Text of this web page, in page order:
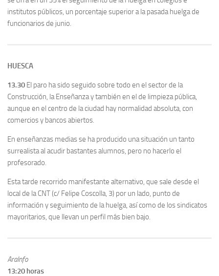
institutos públicos, un porcentaje superior a la pasada huelga de
funcionarios de junio.
HUESCA
13.30 El paro ha sido seguido sobre todo en el sector de la
Construcción, la Enseñanza y también en el de limpieza pública,
aunque en el centro de la ciudad hay normalidad absoluta, con
comercios y bancos abiertos.
En enseñanzas medias se ha producido una situación un tanto
surrealista al acudir bastantes alumnos, pero no hacerlo el
profesorado.
Esta tarde recorrido manifestante alternativo, que sale desde el
local de la CNT (c/ Felipe Coscolla, 3) por un lado, punto de
información y seguimiento de la huelga, así como de los sindicatos
mayoritarios, que llevan un perfil más bien bajo.
AraInfo
13:20 horas